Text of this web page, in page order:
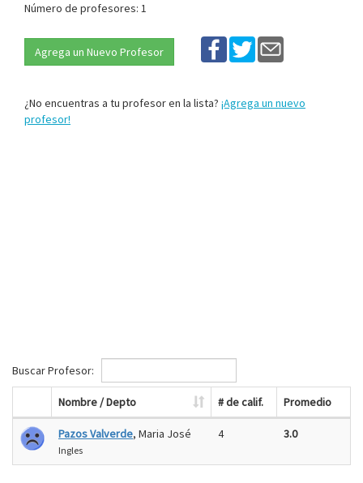
Número de profesores: 1
Agrega un Nuevo Profesor
¿No encuentras a tu profesor en la lista? ¡Agrega un nuevo
profesor!
Buscar Profesor:
Nombre / Depto # de calif. Promedio
Pazos Valverde, Maria José
Ingles
4 3.0